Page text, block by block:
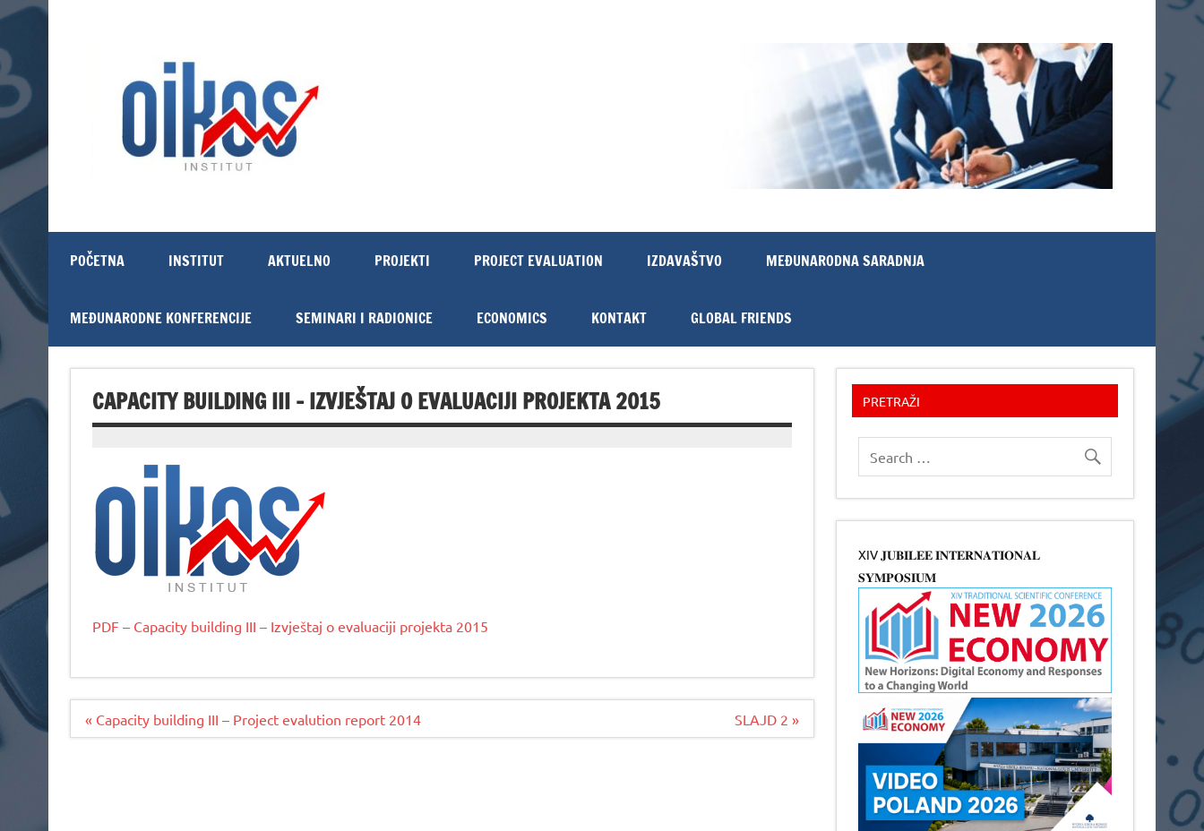
Skip
to
POČETNA INSTITUT AKTUELNO PROJEKTI PROJECT EVALUATION IZDAVAŠTVO MEĐUNARODNA SARADNJA
MEĐUNARODNE KONFERENCIJE SEMINARI I RADIONICE ECONOMICS KONTAKT GLOBAL FRIENDS
CAPACITY BUILDING III – IZVJEŠTAJ O EVALUACIJI PROJEKTA 2015
PDF – Capacity building III – Izvještaj o evaluaciji projekta 2015
Navigacija
članaka
« Capacity building III – Project evalution report 2014 SLAJD 2 »
PRETRAŽI
XIV 𝐉𝐔𝐁𝐈𝐋𝐄𝐄 𝐈𝐍𝐓𝐄𝐑𝐍𝐀𝐓𝐈𝐎𝐍𝐀𝐋
𝐒𝐘𝐌𝐏𝐎𝐒𝐈𝐔𝐌